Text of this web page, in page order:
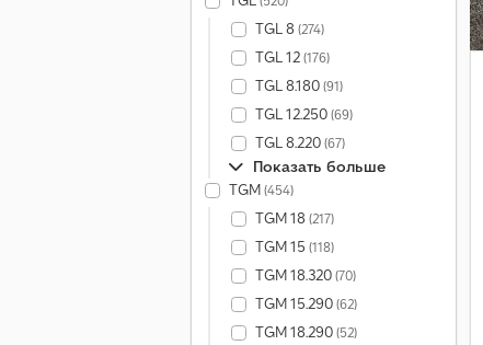
TGL 8 (274)
TGL 12(176)
TGL 8.180(91)
TGL 12.250(69)
TGL 8.220(67)
Показать больше
TGM(454)
TGM 18 (217)
TGM 15 (118)
TGM 18.320(70)
TGM 15.290(62)
TGM 18.290(52)